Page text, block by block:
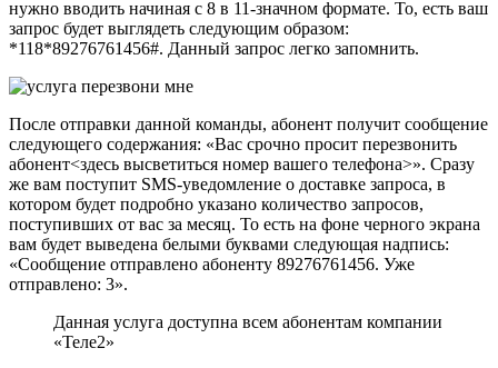
нужно вводить начиная с 8 в 11-значном формате. То, есть ваш
запрос будет выглядеть следующим образом:
*118*89276761456#. Данный запрос легко запомнить.
После отправки данной команды, абонент получит сообщение
следующего содержания: «Вас срочно просит перезвонить
абонент<здесь высветиться номер вашего телефона>». Сразу
же вам поступит SMS-уведомление о доставке запроса, в
котором будет подробно указано количество запросов,
поступивших от вас за месяц. То есть на фоне черного экрана
вам будет выведена белыми буквами следующая надпись:
«Сообщение отправлено абоненту 89276761456. Уже
отправлено: 3».
Данная услуга доступна всем абонентам компании
«Теле2»